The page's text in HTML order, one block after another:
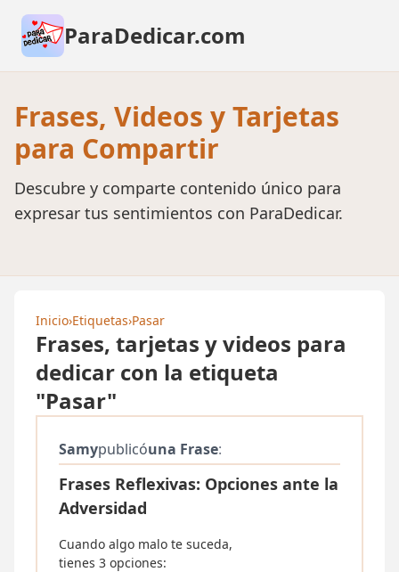
ParaDedicar.com
Frases, Videos y Tarjetas
para Compartir
Descubre y comparte contenido único para
expresar tus sentimientos con ParaDedicar.
Inicio›Etiquetas›Pasar
Frases, tarjetas y videos para
dedicar con la etiqueta
"Pasar"
Samypublicóuna Frase:
Frases Reflexivas: Opciones ante la
Adversidad
Cuando algo malo te suceda,
tienes 3 opciones: